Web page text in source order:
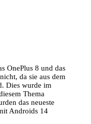
OnePlus 8 und das
da sie aus dem
Dies wurde im
Thema
das neueste
Androids 14